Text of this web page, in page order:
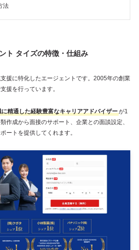
法
ト タイズの特徴・仕組み
援に特化したエージェントです。2005年の創業
援を行っています。
精通した経験豊富なキャリアアドバイザーが1
作成から面接のサポート、企業との面談設定、
ートを提供してくれます。